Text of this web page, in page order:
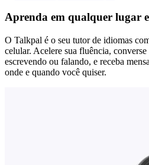
Aprenda em qualquer lugar
O Talkpal é o seu tutor de idiomas
celular. Acelere sua fluência, converse
escrevendo ou falando, e receba
onde e quando você quiser.